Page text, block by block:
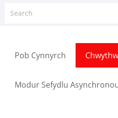
Pob Cynnyrch
Modur Sefydlu